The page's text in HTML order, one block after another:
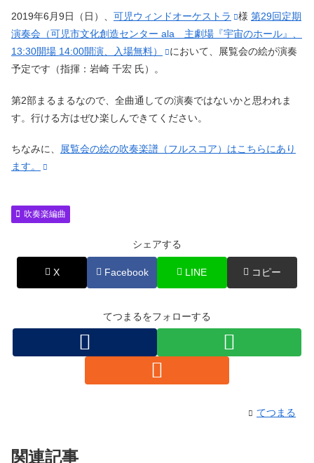
2019年6月9日（日）、 可児ウィンドオーケストラ 様 第29回定期
演奏会（可児市文化創造センター ala 主劇場『宇宙のホール』、
13:30開場 14:00開演、入場無料）
において、展覧会の絵が演奏
予定です（指揮：岩崎 千宏 氏）。
第2部まるまるなので、全曲通しての演奏ではないかと思われま
す。行ける方はぜひ楽しんできてください。
ちなみに、 展覧会の絵の吹奏楽譜（フルスコア）はこちらにあり
ます。
吹奏楽編曲
シェアする
X Facebook LINE コピー
てつまるをフォローする
てつまる
関連記事